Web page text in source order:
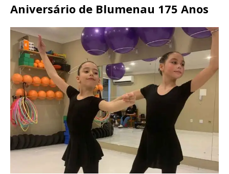
Aniversário de Blumenau 175 Anos